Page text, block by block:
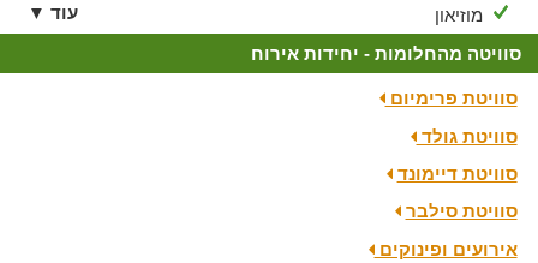
מוזיאון
עוד ▼
סוויטה מהחלומות - יחידות אירוח
סוויטת פרימיום
סוויטת גולד
סוויטת דיימונד
סוויטת סילבר
אירועים ופינוקים